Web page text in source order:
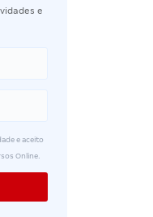
e
e aceito
Online.